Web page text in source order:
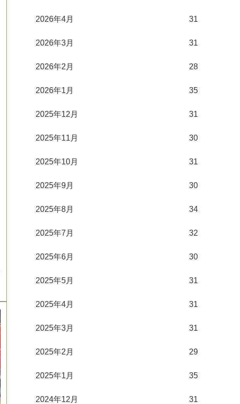
2026年4月 31
2026年3月 31
2026年2月 28
2026年1月 35
2025年12月 31
2025年11月 30
2025年10月 31
2025年9月 30
2025年8月 34
2025年7月 32
2025年6月 30
2025年5月 31
2025年4月 31
2025年3月 31
2025年2月 29
2025年1月 35
2024年12月 31